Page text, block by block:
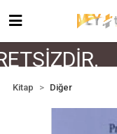
Kitap Diğer